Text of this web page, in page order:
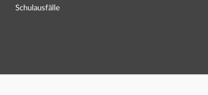
Schulausfälle